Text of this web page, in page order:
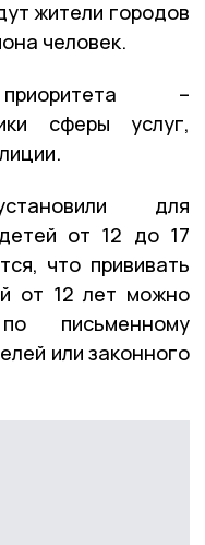
жители городов
человек.
–
сферы услуг,
для
от 12 до 17
что прививать
от 12 лет можно
письменному
или законного